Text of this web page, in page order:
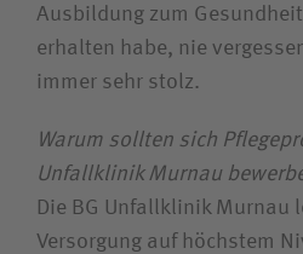
Ausbildung zum
erhalten habe, nie
immer sehr stolz.
Warum sollten sich
Unfallklinik Murnau
Die BG Unfallklinik Murnau
Versorgung auf höchstem